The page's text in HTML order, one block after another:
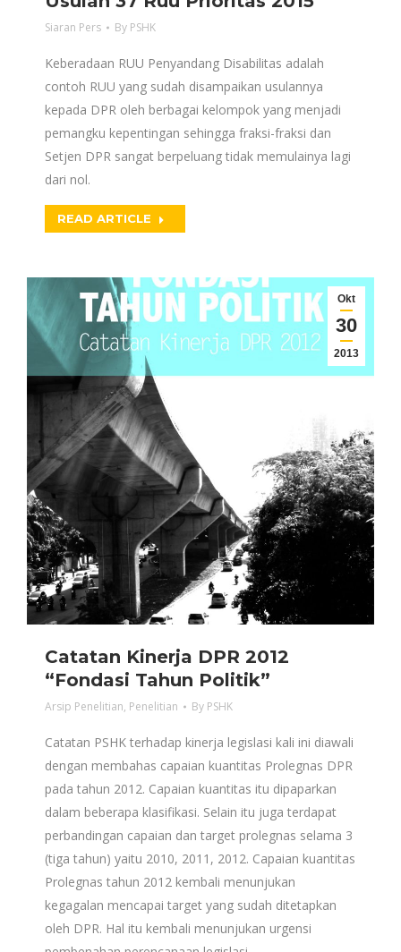
Siaran Pers By PSHK
Keberadaan RUU Penyandang Disabilitas adalah
contoh RUU yang sudah disampaikan usulannya
kepada DPR oleh berbagai kelompok yang menjadi
pemangku kepentingan sehingga fraksi-fraksi dan
Setjen DPR sangat berpeluang tidak memulainya lagi
dari nol.
READ ARTICLE
Okt
30
2013
Catatan Kinerja DPR 2012
“Fondasi Tahun Politik”
Arsip Penelitian, Penelitian By PSHK
Catatan PSHK terhadap kinerja legislasi kali ini diawali
dengan membahas capaian kuantitas Prolegnas DPR
pada tahun 2012. Capaian kuantitas itu dipaparkan
dalam beberapa klasifikasi. Selain itu juga terdapat
perbandingan capaian dan target prolegnas selama 3
(tiga tahun) yaitu 2010, 2011, 2012. Capaian kuantitas
Prolegnas tahun 2012 kembali menunjukan
kegagalan mencapai target yang sudah ditetapkan
oleh DPR. Hal itu kembali menunjukan urgensi